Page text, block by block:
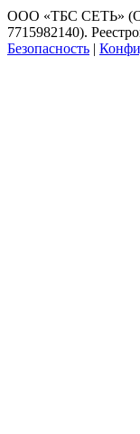
ООО «ТБС СЕТЬ»
7715982140).
Безопасность |